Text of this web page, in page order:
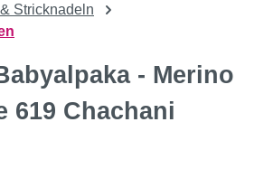
Stricknadeln
- Merino
619 Chachani